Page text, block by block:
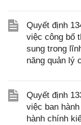
Quyết định
việc công bố
sung trong
năng quản lý
Quyết định
việc ban
hành chính